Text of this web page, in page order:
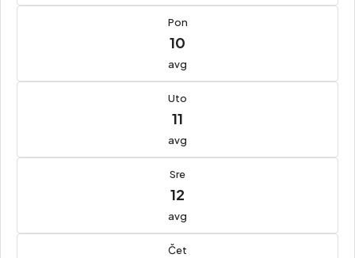
Pon
10
avg
Uto
11
avg
Sre
12
avg
Čet